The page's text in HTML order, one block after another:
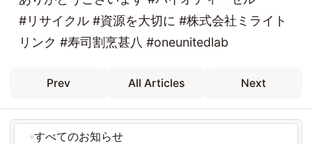
#リサイクル #資源を大切に #株式会社ミライト
リンク #寿司割烹甚八 #oneunitedlab
Prev All Articles Next
すべてのお知らせ